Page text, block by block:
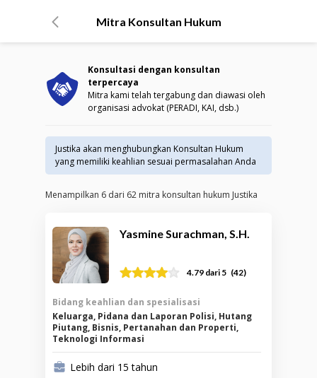
Mitra Konsultan Hukum
Konsultasi dengan konsultan
terpercaya
Mitra kami telah tergabung dan diawasi oleh
organisasi advokat (PERADI, KAI, dsb.)
Justika akan menghubungkan Konsultan Hukum
yang memiliki keahlian sesuai permasalahan Anda
Menampilkan 6 dari 62 mitra konsultan hukum Justika
Yasmine Surachman, S.H.
4.79 dari 5 (42)
Bidang keahlian dan spesialisasi
Keluarga, Pidana dan Laporan Polisi, Hutang
Piutang, Bisnis, Pertanahan dan Properti,
Teknologi Informasi
Lebih dari 15 tahun